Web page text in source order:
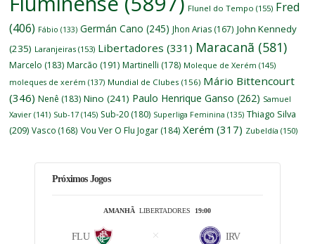
Flunel do Tempo (155) Fred
(406) Fábio (133) Germán Cano (245) Jhon Arias (167) John Kennedy
(235) Laranjeiras (153) Libertadores (331) Maracanã (581)
Marcelo (183) Marcão (191) Martinelli (178) Moleque de Xerém (145)
moleques de xerém (137) Mundial de Clubes (156) Mário Bittencourt
(346) Nenê (183) Nino (241) Paulo Henrique Ganso (262) Samuel
Xavier (141) Sub-17 (145) Sub-20 (180) Superliga Feminina (135) Thiago Silva
(209) Vasco (168) Vou Ver O Flu Jogar (184) Xerém (317) Zubeldía (150)
Próximos Jogos
AMANHÃ LIBERTADORES 19:00
FLU IRV